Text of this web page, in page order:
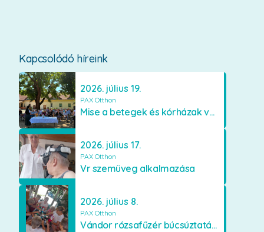
Kapcsolódó híreink
2026. július 19.
PAX Otthon
Mise a betegek és kórházak védőszentjének emlékére
2026. július 17.
PAX Otthon
Vr szemüveg alkalmazása
2026. július 8.
PAX Otthon
Vándor rózsafűzér búcsúztatása